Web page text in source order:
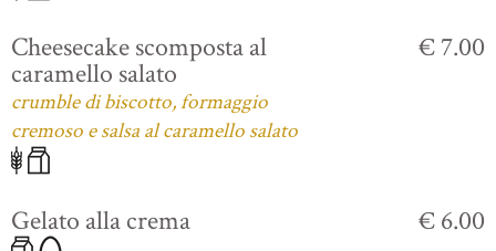
Cheesecake scomposta al
caramello salato
crumble di biscotto, formaggio
cremoso e salsa al caramello salato
€ 7.00
Gelato alla crema € 6.00